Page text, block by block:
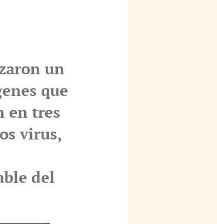
un
que
en tres
virus,
del